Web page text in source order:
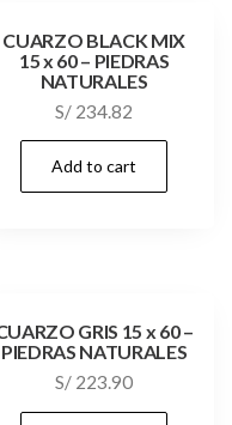
CUARZO BLACK MIX
15 x 60 – PIEDRAS
NATURALES
S/ 234.82
Add to cart
GRIS 15 x 60 –
PIEDRAS NATURALES
S/ 223.90